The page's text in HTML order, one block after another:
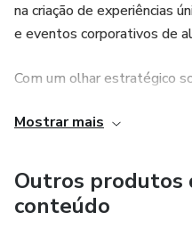
na criação de experiências
e eventos corporativos de
Com um olhar estratégico
precificação, marketing e
escalarem seus resultados
Business®, desenvolvido a
de cases reais de sucesso.
Mostrar mais
Outros produtos
conteúdo